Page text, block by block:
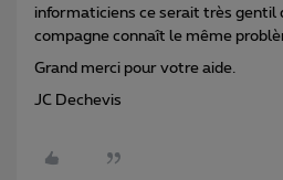
informaticiens ce serait très gentil
compagne connaît le même
Grand merci pour votre aide.
JC Dechevis